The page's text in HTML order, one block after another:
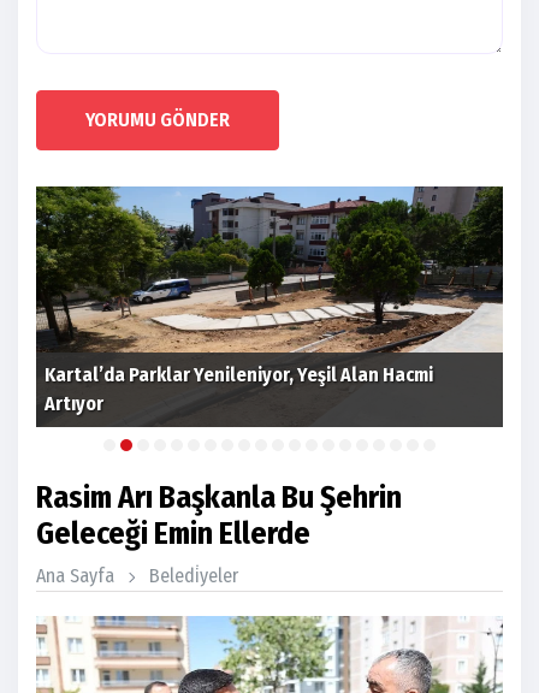
YORUMU GÖNDER
Kartal’da Parklar Yenileniyor, Yeşil Alan Hacmi
Artıyor
Rasim Arı Başkanla Bu Şehrin
Geleceği Emin Ellerde
Ana Sayfa Beledi̇yeler